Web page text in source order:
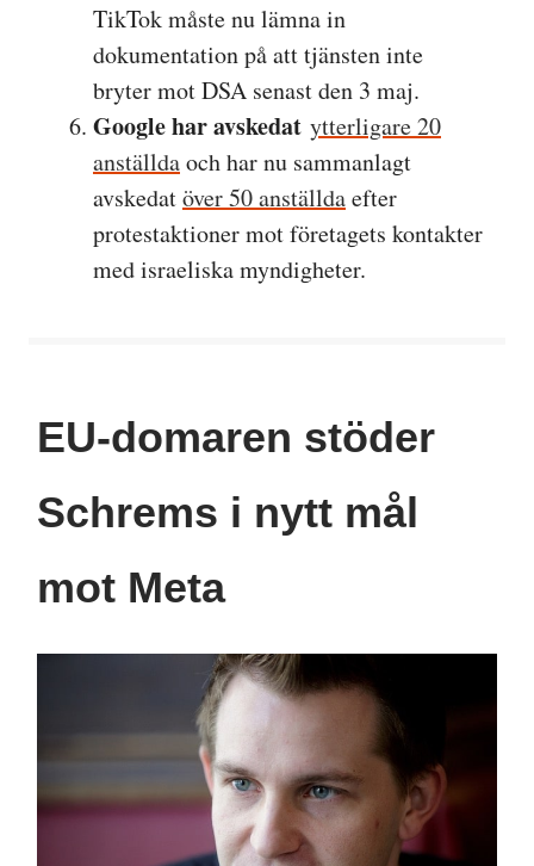
TikTok måste nu lämna in
dokumentation på att tjänsten inte
bryter mot DSA senast den 3 maj.
Google har avskedat ytterligare 20
anställdaoch har nu sammanlagt
avskedatöver 50 anställdaefter
protestaktioner mot företagets kontakter
med israeliska myndigheter.
EU-domaren stöder
Schrems i nytt mål
mot Meta